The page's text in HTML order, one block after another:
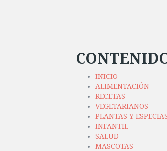
INICIO
ALIMENTACIÓN
RECETAS
VEGETARIANOS
PLANTAS Y ESPECIAS
INFANTIL
SALUD
MASCOTAS